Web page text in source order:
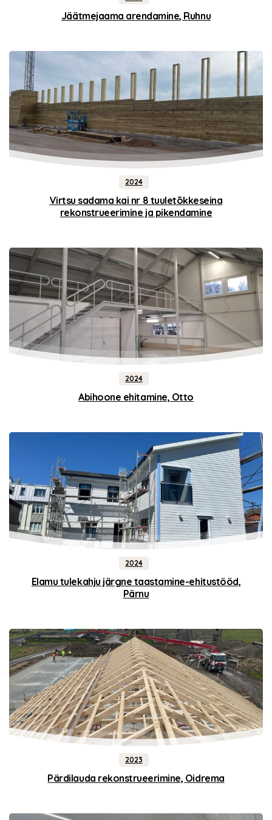
Jäätmejaama arendamine, Ruhnu
2024
Virtsu sadama kai nr 8 tuuletõkkeseina
rekonstrueerimine ja pikendamine
2024
Abihoone ehitamine, Otto
2024
Elamu tulekahju järgne taastamine-ehitustööd,
Pärnu
2023
Pärdilauda rekonstrueerimine, Oidrema